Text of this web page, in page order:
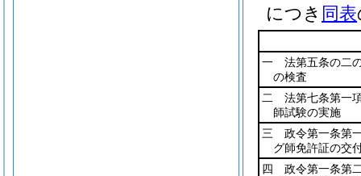
につき 同表
一 法第五条の二
の検査
二 法第七条第一
師試験の実施
三 政令第一条第
グ師免許証の交
四 政令第一条第